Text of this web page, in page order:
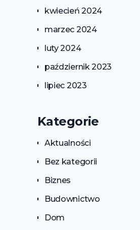
kwiecień 2024
marzec 2024
luty 2024
październik 2023
lipiec 2023
Kategorie
Aktualności
Bez kategorii
Biznes
Budownictwo
Dom